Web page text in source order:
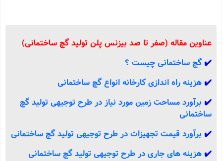
عناوین مقاله (صفر تا صد بیزنس پلن تولید گچ ساختمانی)
✔️گچ ساختمانی چیست ؟
✔️هزینه راه اندازی کارخانه انواع گچ ساختمانی
✔️ برآورد مساحت زمین مورد نیاز در طرح توجیهی تولید گچ
ساختمانی
✔️ برآورد قیمت تجهیزات در طرح توجیهی تولید گچ ساختمانی
✔️هزینه های جاری در طرح توجیهی تولید گچ ساختمانی